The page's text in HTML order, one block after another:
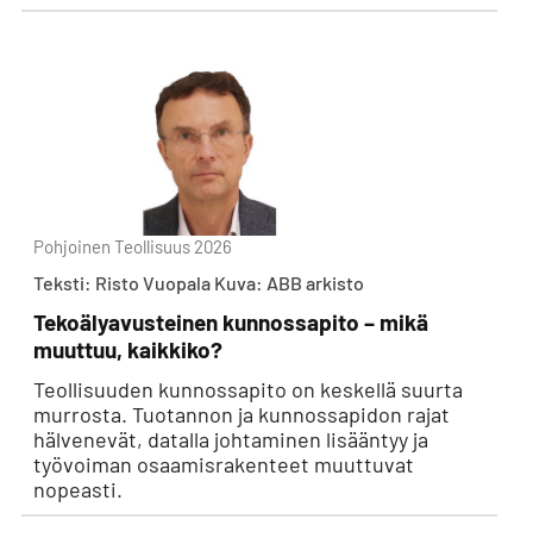
Pohjoinen Teollisuus 2026
Teksti: Risto Vuopala Kuva: ABB arkisto
Tekoälyavusteinen kunnossapito – mikä
muuttuu, kaikkiko?
Teollisuuden kunnossapito on keskellä suurta
murrosta. Tuotannon ja kunnossapidon rajat
hälvenevät, datalla johtaminen lisääntyy ja
työvoiman osaamisrakenteet muuttuvat
nopeasti.